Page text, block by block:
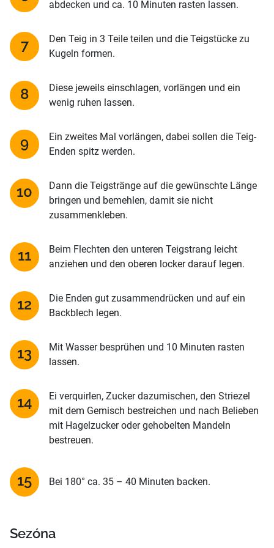
abdecken und ca. 10 Minuten rasten lassen.
Den Teig in 3 Teile teilen und die Teigstücke zu
Kugeln formen.
Diese jeweils einschlagen, vorlängen und ein
wenig ruhen lassen.
Ein zweites Mal vorlängen, dabei sollen die Teig-
Enden spitz werden.
Dann die Teigstränge auf die gewünschte Länge
bringen und bemehlen, damit sie nicht
zusammenkleben.
Beim Flechten den unteren Teigstrang leicht
anziehen und den oberen locker darauf legen.
Die Enden gut zusammendrücken und auf ein
Backblech legen.
Mit Wasser besprühen und 10 Minuten rasten
lassen.
Ei verquirlen, Zucker dazumischen, den Striezel
mit dem Gemisch bestreichen und nach Belieben
mit Hagelzucker oder gehobelten Mandeln
bestreuen.
Bei 180° ca. 35 – 40 Minuten backen.
Sezóna